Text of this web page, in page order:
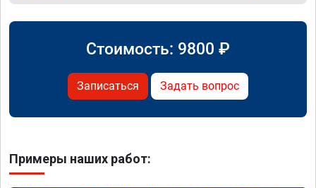
Стоимость: 9800 ₽
Записаться Задать вопрос
Примеры наших работ: